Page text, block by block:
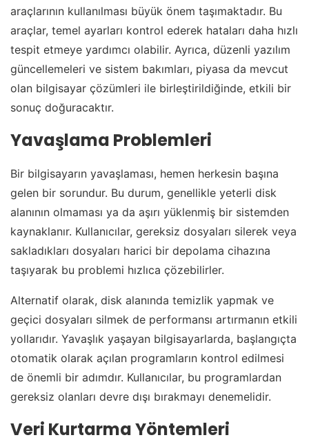
araçlarının kullanılması büyük önem taşımaktadır. Bu
araçlar, temel ayarları kontrol ederek hataları daha hızlı
tespit etmeye yardımcı olabilir. Ayrıca, düzenli yazılım
güncellemeleri ve sistem bakımları, piyasa da mevcut
olan bilgisayar çözümleri ile birleştirildiğinde, etkili bir
sonuç doğuracaktır.
Yavaşlama Problemleri
Bir bilgisayarın yavaşlaması, hemen herkesin başına
gelen bir sorundur. Bu durum, genellikle yeterli disk
alanının olmaması ya da aşırı yüklenmiş bir sistemden
kaynaklanır. Kullanıcılar, gereksiz dosyaları silerek veya
sakladıkları dosyaları harici bir depolama cihazına
taşıyarak bu problemi hızlıca çözebilirler.
Alternatif olarak, disk alanında temizlik yapmak ve
geçici dosyaları silmek de performansı artırmanın etkili
yollarıdır. Yavaşlık yaşayan bilgisayarlarda, başlangıçta
otomatik olarak açılan programların kontrol edilmesi
de önemli bir adımdır. Kullanıcılar, bu programlardan
gereksiz olanları devre dışı bırakmayı denemelidir.
Veri Kurtarma Yöntemleri